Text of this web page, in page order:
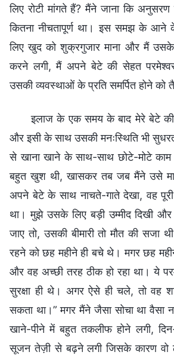
लिए रोटी मांगते हैं? मैंने जाना कि
कितना नीचतापूर्ण था। इस समझ के आने
लिए खुद को शुक्रगुजार माना और मैं उसके
करने लगी, मैं अपने बेटे की सेहत
उसकी व्यवस्थाओं के प्रति समर्पित होने को
इलाज के एक समय के बाद मेरे बेटे की
और इसी के साथ उसकी मनःस्थिति भी
से खाना खाने के साथ-साथ छोटे-मोटे काम
बहुत खुश थी, खासकर तब जब मैंने उसे
अपने बेटे के साथ नाचते-गाते देखा, वह
था। मुझे उसके लिए बड़ी उम्मीद दिखी
जाए तो, उसकी बीमारी तो मौत की सजा
रहने को छह महीने ही बचे थे। मगर छह
और वह अच्छी तरह ठीक हो रहा था। ये
सुरक्षा ही थे। अगर ऐसे ही चले, तो वह
सकता था।” मगर मैंने जैसा सोचा था
खाने-पीने में बहुत तकलीफ होने लगी,
सूजन तेज़ी से बढ़ने लगी जिसके कारण वो